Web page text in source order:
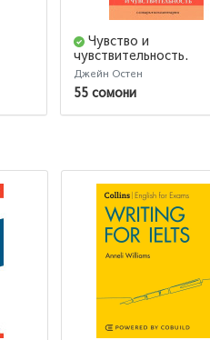
Чувство и
чувствительность.
Уровень 3
Джейн Остен
55 сомони